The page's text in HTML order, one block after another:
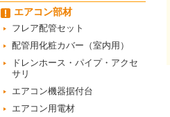
エアコン部材
フレア配管セット
配管用化粧カバー（室内用）
ドレンホース・パイプ・アクセ
サリ
エアコン機器据付台
エアコン用電材